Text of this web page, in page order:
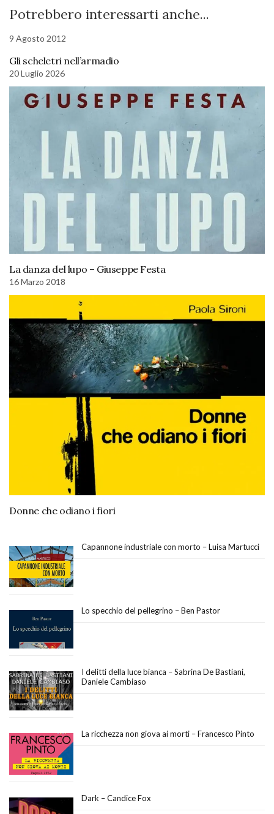
Potrebbero interessarti anche...
9 Agosto 2012
Gli scheletri nell’armadio
20 Luglio 2026
La danza del lupo – Giuseppe Festa
16 Marzo 2018
Donne che odiano i fiori
Capannone industriale con morto – Luisa Martucci
Lo specchio del pellegrino – Ben Pastor
I delitti della luce bianca – Sabrina De Bastiani,
Daniele Cambiaso
La ricchezza non giova ai morti – Francesco Pinto
Dark – Candice Fox